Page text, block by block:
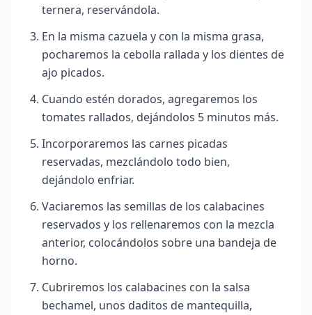
ternera, reservándola.
En la misma cazuela y con la misma grasa,
pocharemos la cebolla rallada y los dientes de
ajo picados.
Cuando estén dorados, agregaremos los
tomates rallados, dejándolos 5 minutos más.
Incorporaremos las carnes picadas
reservadas, mezclándolo todo bien,
dejándolo enfriar.
Vaciaremos las semillas de los calabacines
reservados y los rellenaremos con la mezcla
anterior, colocándolos sobre una bandeja de
horno.
Cubriremos los calabacines con la salsa
bechamel, unos daditos de mantequilla,